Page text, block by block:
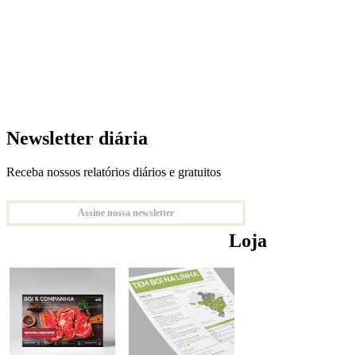
Newsletter diária
Receba nossos relatórios diários e gratuitos
Assine nossa newsletter
Loja